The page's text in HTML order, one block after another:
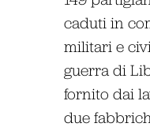
caduti in
militari e
guerra di
fornito dai
due